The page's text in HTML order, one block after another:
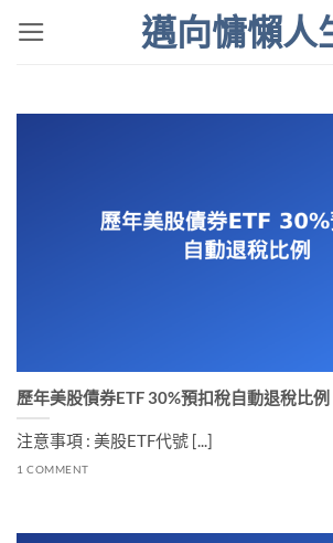
邁向慵懶人
歷年美股債券ETF 30%預扣稅自動退稅比例
注意事項 : 美股ETF代號 [...]
1 COMMENT